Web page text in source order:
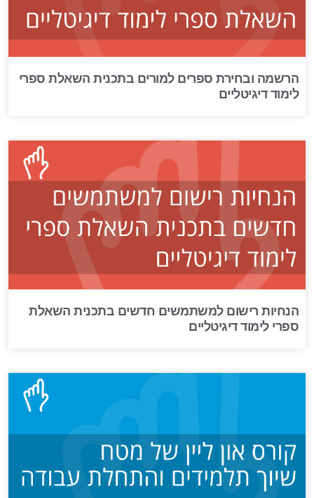
הרשמה ובחירת ספרים למורים בתכנית השאלת ספרי
לימוד דיגיטליים
הנחיות רישום למשתמשים חדשים בתכנית השאלת
ספרי לימוד דיגיטליים